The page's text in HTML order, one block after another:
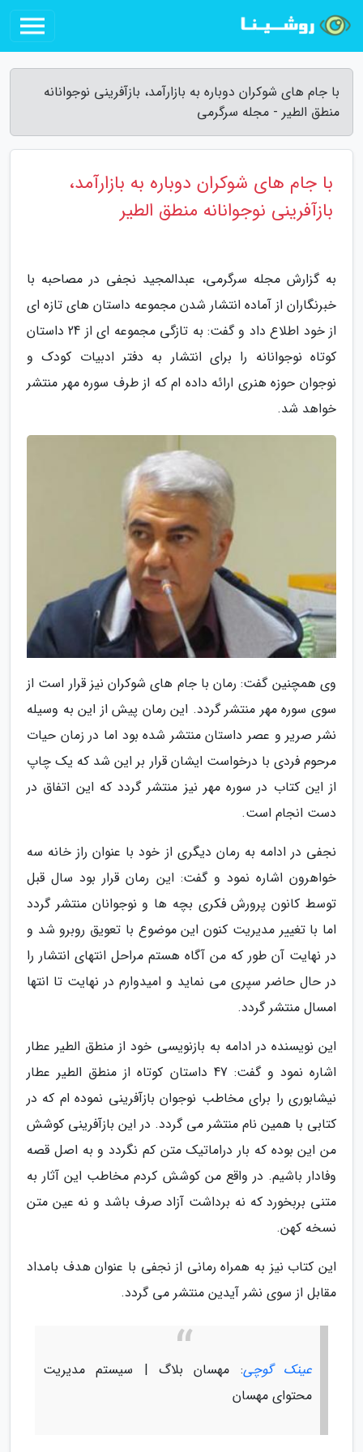
با جام های شوکران دوباره به بازارآمد، بازآفرینی نوجوانانه
منطق الطیر - مجله سرگرمی
با جام های شوکران دوباره به بازارآمد،
بازآفرینی نوجوانانه منطق الطیر
به گزارش مجله سرگرمی، عبدالمجید نجفی در مصاحبه با
خبرنگاران از آماده انتشار شدن مجموعه داستان های تازه ای
از خود اطلاع داد و گفت: به تازگی مجموعه ای از 24 داستان
کوتاه نوجوانانه را برای انتشار به دفتر ادبیات کودک و
نوجوان حوزه هنری ارائه داده ام که از طرف سوره مهر منتشر
خواهد شد.
وی همچنین گفت: رمان با جام های شوکران نیز قرار است از
سوی سوره مهر منتشر گردد. این رمان پیش از این به وسیله
نشر صریر و عصر داستان منتشر شده بود اما در زمان حیات
مرحوم فردی با درخواست ایشان قرار بر این شد که یک چاپ
از این کتاب در سوره مهر نیز منتشر گردد که این اتفاق در
دست انجام است.
نجفی در ادامه به رمان دیگری از خود با عنوان راز خانه سه
خواهرون اشاره نمود و گفت: این رمان قرار بود سال قبل
توسط کانون پرورش فکری بچه ها و نوجوانان منتشر گردد
اما با تغییر مدیریت کنون این موضوع با تعویق روبرو شد و
در نهایت آن طور که من آگاه هستم مراحل انتهای انتشار را
در حال حاضر سپری می نماید و امیدوارم در نهایت تا انتها
امسال منتشر گردد.
این نویسنده در ادامه به بازنویسی خود از منطق الطیر عطار
اشاره نمود و گفت: 47 داستان کوتاه از منطق الطیر عطار
نیشابوری را برای مخاطب نوجوان بازآفرینی نموده ام که در
کتابی با همین نام منتشر می گردد. در این بازآفرینی کوشش
من این بوده که بار دراماتیک متن کم نگردد و به اصل قصه
وفادار باشیم. در واقع من کوشش کردم مخاطب این آثار به
متنی بربخورد که نه برداشت آزاد صرف باشد و نه عین متن
نسخه کهن.
این کتاب نیز به همراه رمانی از نجفی با عنوان هدف بامداد
مقابل از سوی نشر آیدین منتشر می گردد.
عینک گوچی: مهسان بلاگ | سیستم مدیریت
محتوای مهسان